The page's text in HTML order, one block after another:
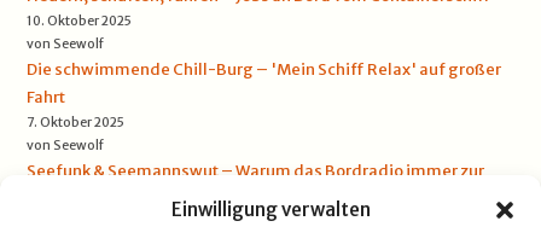
Einwilligung verwalten
10. Oktober 2025
von Seewolf
Die schwimmende Chill-Burg – 'Mein Schiff Relax' auf großer
Fahrt
7. Oktober 2025
von Seewolf
Seefunk & Seemannswut – Warum das Bordradio immer zur
falschen Zeit rauscht